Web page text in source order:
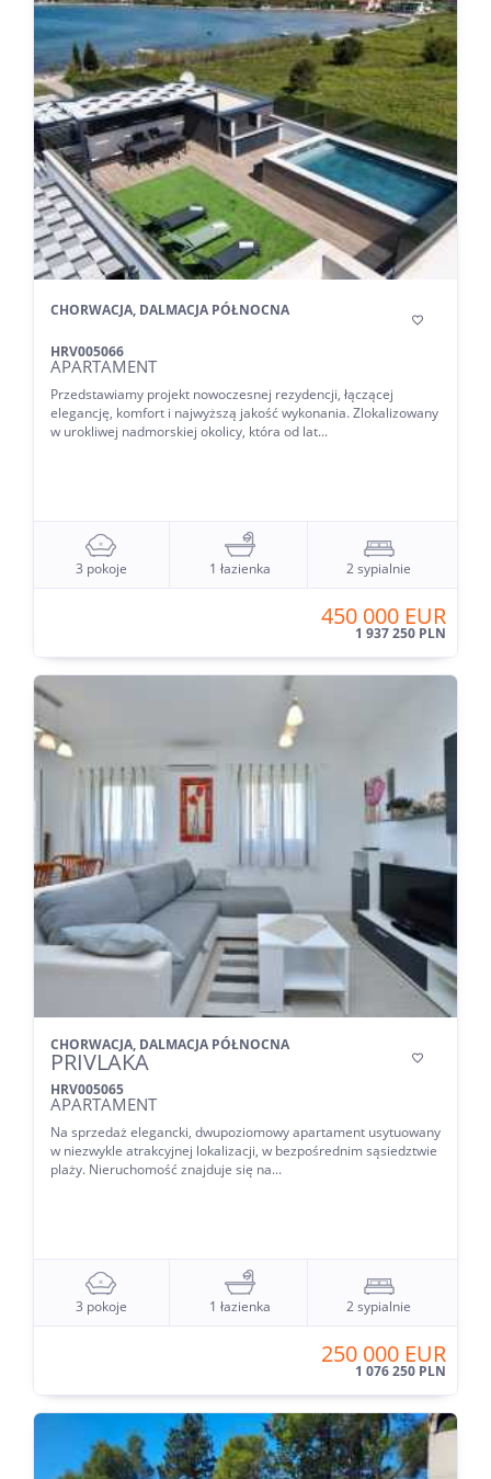
CHORWACJA, DALMACJA PÓŁNOCNA
HRV005066
APARTAMENT

Przedstawiamy projekt nowoczesnej rezydencji, łączącej
elegancję, komfort i najwyższą jakość wykonania. Zlokalizowany
w urokliwej nadmorskiej okolicy, która od lat...
3 pokoje 1 łazienka 2 sypialnie
450 000 EUR
1 937 250 PLN
CHORWACJA, DALMACJA PÓŁNOCNA
PRIVLAKA
HRV005065
APARTAMENT

Na sprzedaż elegancki, dwupoziomowy apartament usytuowany
w niezwykle atrakcyjnej lokalizacji, w bezpośrednim sąsiedztwie
plaży. Nieruchomość znajduje się na...
3 pokoje 1 łazienka 2 sypialnie
250 000 EUR
1 076 250 PLN